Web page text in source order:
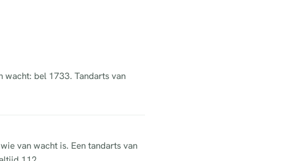
wacht: bel 1733. Tandarts van
van wacht is. Een tandarts van